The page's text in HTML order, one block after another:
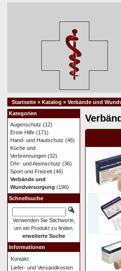
Startseite » Katalog » Verbände und
Kategorien
Augenschutz (12)
Erste Hilfe (171)
Hand- und Hautschutz (46)
Küche und
Verbrennungen (32)
Ohr- und Atemschutz (36)
Sport und Freizeit (46)
Verbände und
Wundversorgung (196)
Schnellsuche
Verwenden Sie Stichworte,
um ein Produkt zu finden.
erweiterte Suche
Informationen
Kontakt
Liefer- und Versandkosten